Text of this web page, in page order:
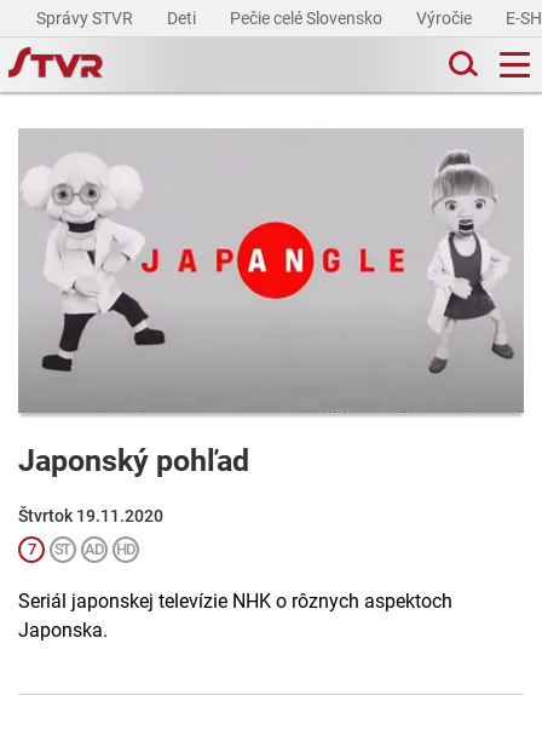
Správy STVR Deti Pečie celé Slovensko Výročie E-
Japonský pohľad
Štvrtok 19.11.2020
Seriál japonskej televízie NHK o rôznych aspektoch
Japonska.